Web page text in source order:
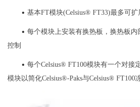
• 基本FT模块(Celsius® FT33)最多可
• 每个模块上安装有换热板，换热板
控制
• 每个Celsius® FT100模块有一个对接
模块以简化Celsius®-Paks与Celsius® FT100